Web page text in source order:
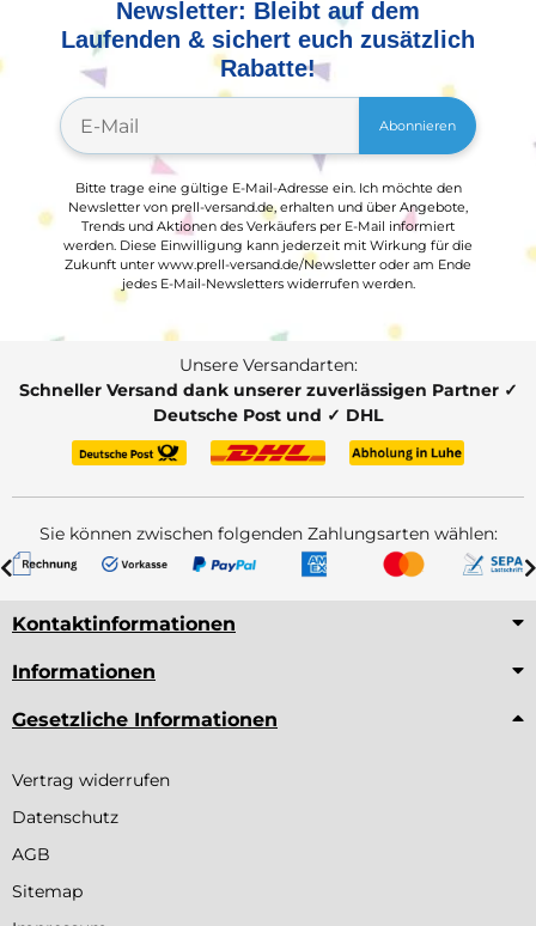
Newsletter: Bleibt auf dem
Laufenden & sichert euch zusätzlich
Rabatte!
Abonnieren
Bitte trage eine gültige E-Mail-Adresse ein. Ich möchte den
Newsletter von prell-versand.de, erhalten und über Angebote,
Trends und Aktionen des Verkäufers per E-Mail informiert
werden. Diese Einwilligung kann jederzeit mit Wirkung für die
Zukunft unter www.prell-versand.de/Newsletter oder am Ende
jedes E-Mail-Newsletters widerrufen werden.
Unsere Versandarten:
Schneller Versand dank unserer zuverlässigen Partner ✓
Deutsche Post und ✓ DHL
Sie können zwischen folgenden Zahlungsarten wählen:
Kontaktinformationen
Informationen
Gesetzliche Informationen
Vertrag widerrufen
Datenschutz
AGB
Sitemap